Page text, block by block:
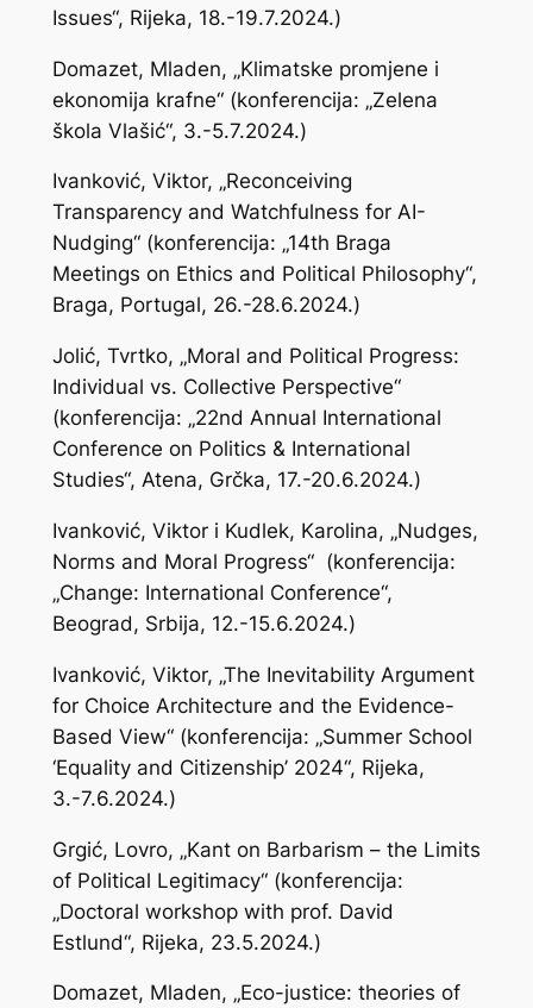
Issues“, Rijeka, 18.-19.7.2024.)
Domazet, Mladen, „Klimatske promjene i
ekonomija krafne“ (konferencija: „Zelena
škola Vlašić“, 3.-5.7.2024.)
Ivanković, Viktor, „Reconceiving
Transparency and Watchfulness for AI-
Nudging“ (konferencija: „14th Braga
Meetings on Ethics and Political Philosophy“,
Braga, Portugal, 26.-28.6.2024.)
Jolić, Tvrtko, „Moral and Political Progress:
Individual vs. Collective Perspective“
(konferencija: „22nd Annual International
Conference on Politics & International
Studies“, Atena, Grčka, 17.-20.6.2024.)
Ivanković, Viktor i Kudlek, Karolina, „Nudges,
Norms and Moral Progress“ (konferencija:
„Change: International Conference“,
Beograd, Srbija, 12.-15.6.2024.)
Ivanković, Viktor, „The Inevitability Argument
for Choice Architecture and the Evidence-
Based View“ (konferencija: „Summer School
‘Equality and Citizenship’ 2024“, Rijeka,
3.-7.6.2024.)
Grgić, Lovro, „Kant on Barbarism – the Limits
of Political Legitimacy“ (konferencija:
„Doctoral workshop with prof. David
Estlund“, Rijeka, 23.5.2024.)
Domazet, Mladen, „Eco-justice: theories of